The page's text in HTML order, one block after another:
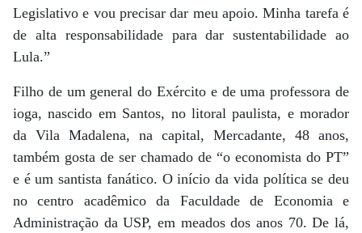
Legislativo e vou precisar dar meu apoio. Minha tarefa é
de alta responsabilidade para dar sustentabilidade ao
Lula.”
Filho de um general do Exército e de uma professora de
ioga, nascido em Santos, no litoral paulista, e morador
da Vila Madalena, na capital, Mercadante, 48 anos,
também gosta de ser chamado de “o economista do PT”
e é um santista fanático. O início da vida política se deu
no centro acadêmico da Faculdade de Economia e
Administração da USP, em meados dos anos 70. De lá,